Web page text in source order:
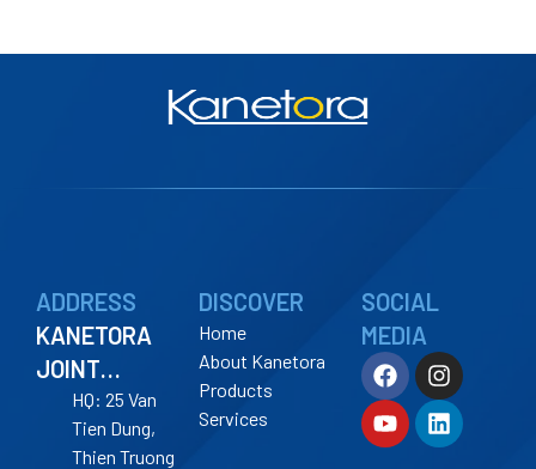
ADDRESS
KANETORA
JOINT
STOCK
COMPANY
HQ: 25 Van
Tien Dung,
Thien Truong
DISCOVER
Home
About Kanetora
Products
Services
SOCIAL
MEDIA